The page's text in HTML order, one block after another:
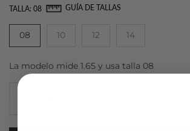
TALLA: 08 GUÍA DE TALLAS
08 10 12 14
La modelo mide 1.65 y usa talla 08